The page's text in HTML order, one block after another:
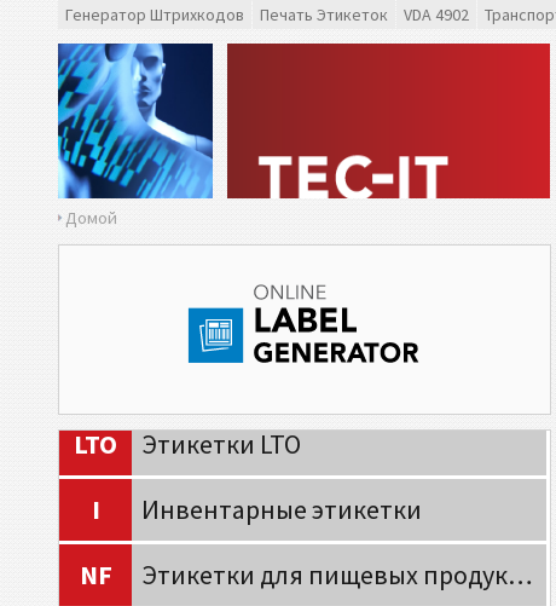
Генератор Штрихкодов Печать Этикеток VDA 4902
Домой
CAT
Caterpillar
GS1
Этикетки GS1
O
Odette
G
Galia
BOSCH
LTO
Этикетки LTO
I
Инвентарные этикетки
NF
Этикетки для пищевых продуктов